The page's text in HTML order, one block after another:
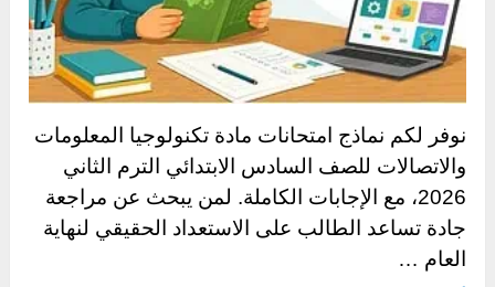
نوفر لكم نماذج امتحانات مادة تكنولوجيا المعلومات
والاتصالات للصف السادس الابتدائي الترم الثاني
2026، مع الإجابات الكاملة. لمن يبحث عن مراجعة
جادة تساعد الطالب على الاستعداد الحقيقي لنهاية
العام …